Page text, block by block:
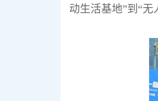
动生活基地”到“无